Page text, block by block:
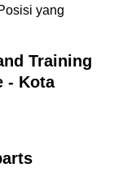
yang
Training
- Kota